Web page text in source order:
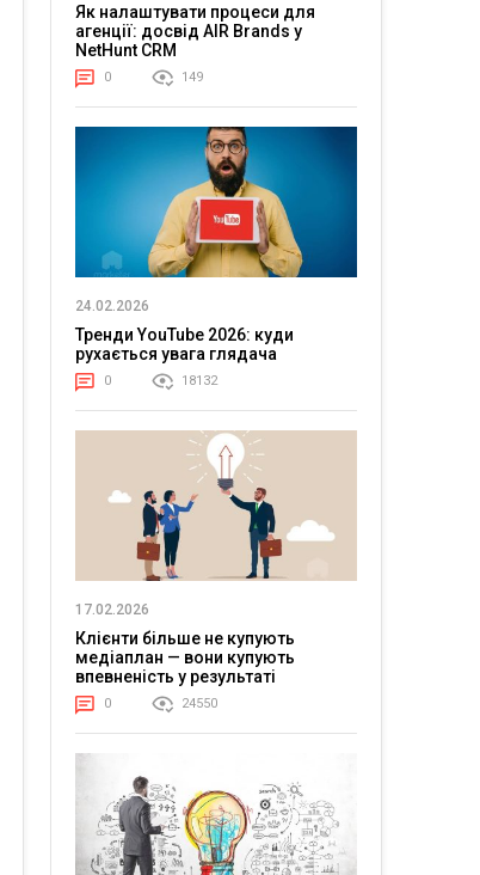
Як налаштувати процеси для
агенції: досвід AIR Brands у
NetHunt CRM
0 149
24.02.2026
Тренди YouTube 2026: куди
рухається увага глядача
0 18132
17.02.2026
Клієнти більше не купують
медіаплан — вони купують
впевненість у результаті
0 24550